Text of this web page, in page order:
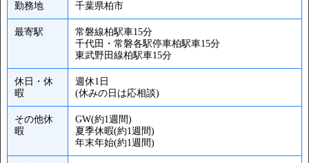
勤務地 千葉県柏市
最寄駅
常磐線柏駅車15分
千代田・常磐各駅停車柏駅車15分
東武野田線柏駅車15分
休日・休
暇
週休1日
(休みの日は応相談)
その他休
暇
GW(約1週間)
夏季休暇(約1週間)
年末年始(約1週間)